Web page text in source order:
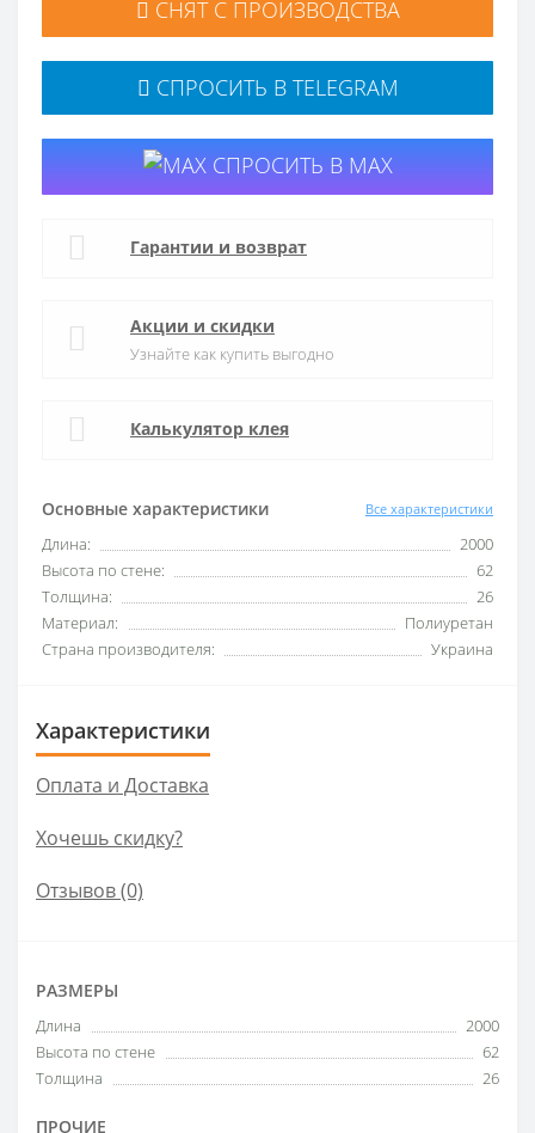
Основные характеристики Все характеристики
Длина:
2000
Высота по стене:
62
Толщина:
26
Материал:
Полиуретан
Страна производителя:
Украина
СНЯТ С ПРОИЗВОДСТВА
СПРОСИТЬ В TELEGRAM
СПРОСИТЬ В MAX
Гарантии и возврат
Акции и скидки
Узнайте как купить выгодно
Калькулятор клея
Характеристики
Оплата и Доставка
Хочешь скидку?
Отзывов (0)
РАЗМЕРЫ
Длина
2000
Высота по стене
62
Толщина
26
ПРОЧИЕ